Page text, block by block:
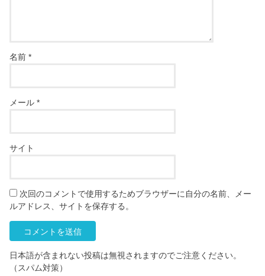
名前*
メール*
サイト
次回のコメントで使用するためブラウザーに自分の名前、メー
ルアドレス、サイトを保存する。
日本語が含まれない投稿は無視されますのでご注意ください。
（スパム対策）